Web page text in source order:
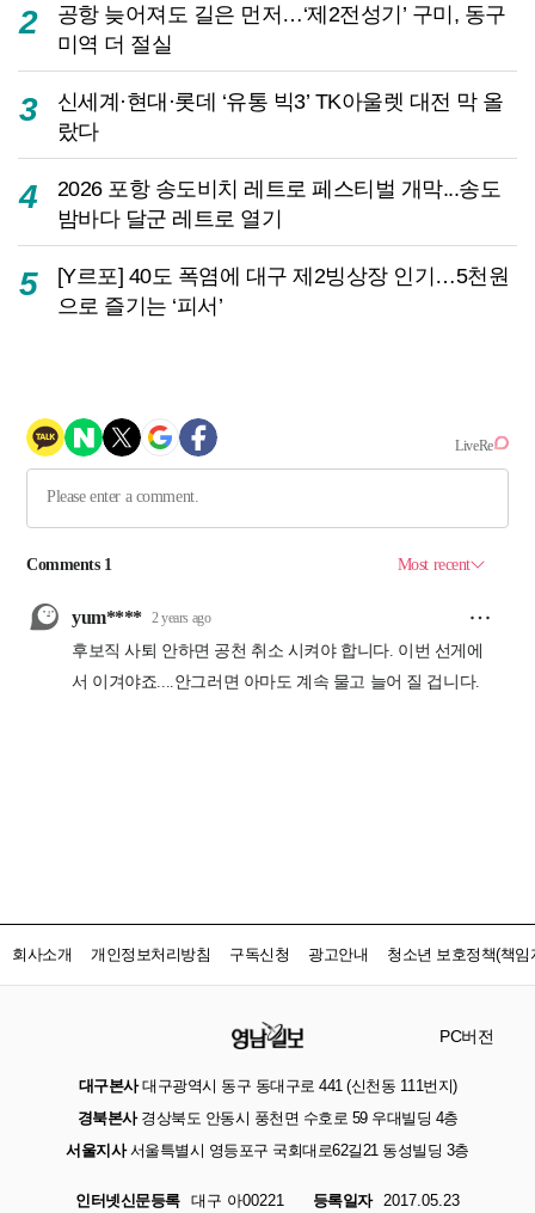
2
공항 늦어져도 길은 먼저…‘제2전성기’ 구미, 동구
미역 더 절실
3
신세계·현대·롯데 ‘유통 빅3’ TK아울렛 대전 막 올
랐다
4
2026 포항 송도비치 레트로 페스티벌 개막...송도
밤바다 달군 레트로 열기
5
[Y르포] 40도 폭염에 대구 제2빙상장 인기…5천원
으로 즐기는 ‘피서’
회사소개 개인정보처리방침 구독신청 광고안내 청소년 보호정책(책임
PC버전
대구본사대구광역시 동구 동대구로 441 (신천동 111번지)
경북본사경상북도 안동시 풍천면 수호로 59 우대빌딩 4층
서울지사서울특별시 영등포구 국회대로62길21 동성빌딩 3층
인터넷신문등록 대구 아00221 등록일자 2017.05.23